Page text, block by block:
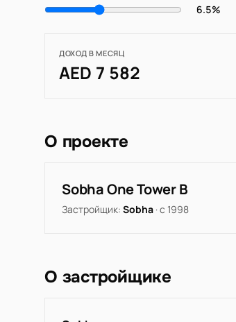
6.5%
ДОХОД В МЕСЯЦ
AED 7 582
О проекте
Sobha One Tower B
Застройщик: Sobha · с 1998
О застройщике